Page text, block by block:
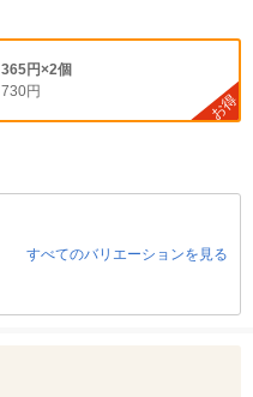
365円×2個
730円
お得
すべてのバリエーションを見る